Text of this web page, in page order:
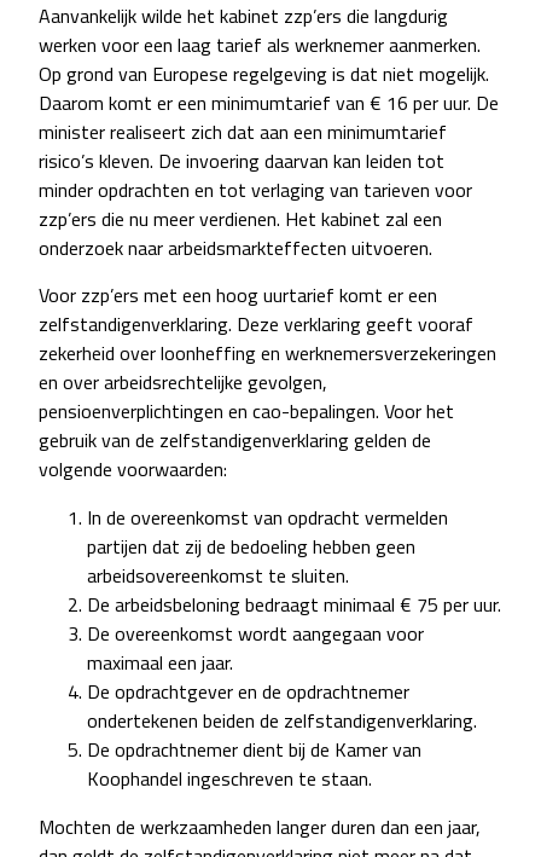
Aanvankelijk wilde het kabinet zzp’ers die langdurig
werken voor een laag tarief als werknemer aanmerken.
Op grond van Europese regelgeving is dat niet mogelijk.
Daarom komt er een minimumtarief van € 16 per uur. De
minister realiseert zich dat aan een minimumtarief
risico’s kleven. De invoering daarvan kan leiden tot
minder opdrachten en tot verlaging van tarieven voor
zzp’ers die nu meer verdienen. Het kabinet zal een
onderzoek naar arbeidsmarkteffecten uitvoeren.
Voor zzp’ers met een hoog uurtarief komt er een
zelfstandigenverklaring. Deze verklaring geeft vooraf
zekerheid over loonheffing en werknemersverzekeringen
en over arbeidsrechtelijke gevolgen,
pensioenverplichtingen en cao-bepalingen. Voor het
gebruik van de zelfstandigenverklaring gelden de
volgende voorwaarden:
In de overeenkomst van opdracht vermelden
partijen dat zij de bedoeling hebben geen
arbeidsovereenkomst te sluiten.
De arbeidsbeloning bedraagt minimaal € 75 per uur.
De overeenkomst wordt aangegaan voor
maximaal een jaar.
De opdrachtgever en de opdrachtnemer
ondertekenen beiden de zelfstandigenverklaring.
De opdrachtnemer dient bij de Kamer van
Koophandel ingeschreven te staan.
Mochten de werkzaamheden langer duren dan een jaar,